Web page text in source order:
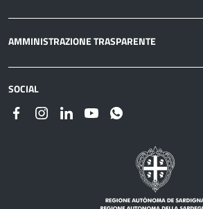
AMMINISTRAZIONE TRASPARENTE
SOCIAL